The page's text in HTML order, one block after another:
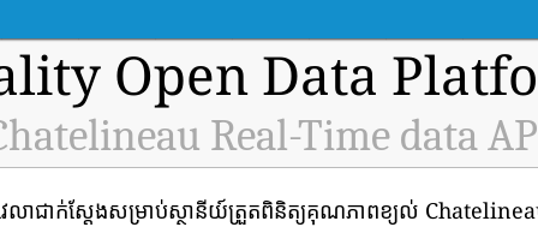
Open Data
Real-Time data
លាជាក់ស្តែងសម្រាប់ស្ថានីយ៍ត្រួតពិនិត្យគុណភាពខ្យល់